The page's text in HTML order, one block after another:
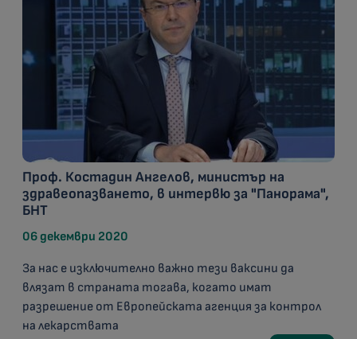
Проф. Костадин Ангелов, министър на
здравеопазването, в интервю за "Панорама",
БНТ
06 декември 2020
За нас е изключително важно тези ваксини да
влязат в страната тогава, когато имат
разрешение от Европейската агенция за контрол
на лекарствата